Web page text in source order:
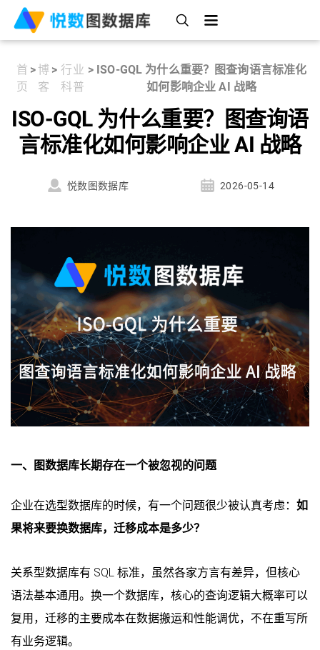
首
页
> 博
客
> 行业
科普
> ISO-GQL 为什么重要？图查询语言标准化
如何影响企业 AI 战略
ISO-GQL 为什么重要？图查询语
言标准化如何影响企业 AI 战略
悦数图数据库 2026-05-14
一、图数据库长期存在一个被忽视的问题
企业在选型数据库的时候，有一个问题很少被认真考虑： 如
果将来要换数据库，迁移成本是多少？
关系型数据库有 SQL 标准，虽然各家方言有差异，但核心
语法基本通用。换一个数据库，核心的查询逻辑大概率可以
复用，迁移的主要成本在数据搬运和性能调优，不在重写所
有业务逻辑。